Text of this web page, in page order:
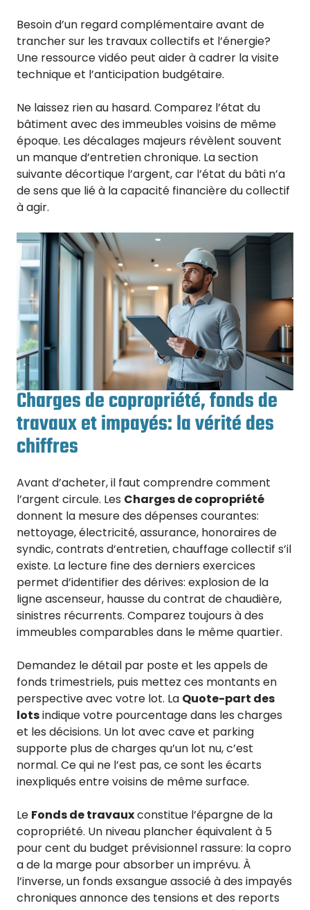
Besoin d’un regard complémentaire avant de
trancher sur les travaux collectifs et l’énergie?
Une ressource vidéo peut aider à cadrer la visite
technique et l’anticipation budgétaire.
Ne laissez rien au hasard. Comparez l’état du
bâtiment avec des immeubles voisins de même
époque. Les décalages majeurs révèlent souvent
un manque d’entretien chronique. La section
suivante décortique l’argent, car l’état du bâti n’a
de sens que lié à la capacité financière du collectif
à agir.
Charges de copropriété, fonds de
travaux et impayés: la vérité des
chiffres
Avant d’acheter, il faut comprendre comment
l’argent circule. Les Charges de copropriété
donnent la mesure des dépenses courantes:
nettoyage, électricité, assurance, honoraires de
syndic, contrats d’entretien, chauffage collectif s’il
existe. La lecture fine des derniers exercices
permet d’identifier des dérives: explosion de la
ligne ascenseur, hausse du contrat de chaudière,
sinistres récurrents. Comparez toujours à des
immeubles comparables dans le même quartier.
Demandez le détail par poste et les appels de
fonds trimestriels, puis mettez ces montants en
perspective avec votre lot. La Quote-part des
lotsindique votre pourcentage dans les charges
et les décisions. Un lot avec cave et parking
supporte plus de charges qu’un lot nu, c’est
normal. Ce qui ne l’est pas, ce sont les écarts
inexpliqués entre voisins de même surface.
Le Fonds de travauxconstitue l’épargne de la
copropriété. Un niveau plancher équivalent à 5
pour cent du budget prévisionnel rassure: la copro
a de la marge pour absorber un imprévu. À
l’inverse, un fonds exsangue associé à des impayés
chroniques annonce des tensions et des reports